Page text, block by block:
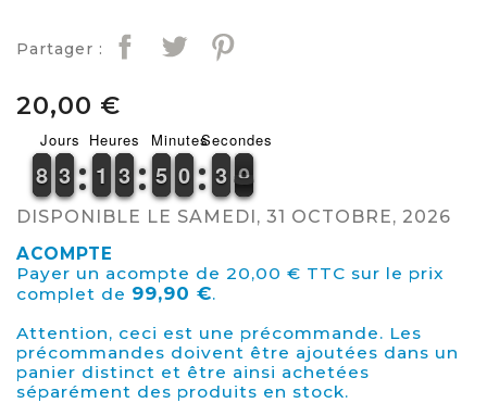
Partager :
20,00 €
Jours
7
7
8
8 2
2
3
3
Heures
1
1
1
1 2
2
3
3
Minutes
4
4
5
5 9
9
0
0
Secondes
3
3
2 0
0
9
DISPONIBLE LE SAMEDI, 31 OCTOBRE, 2026
ACOMPTE
Payer un acompte de 20,00 € TTC sur le prix
complet de 99,90 €.
Attention, ceci est une précommande. Les
précommandes doivent être ajoutées dans un
panier distinct et être ainsi achetées
séparément des produits en stock.